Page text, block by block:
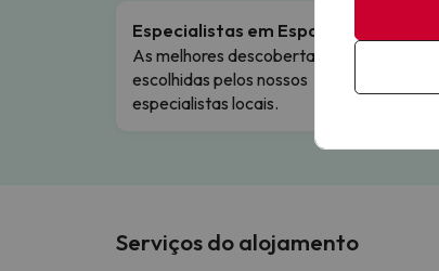
Especialistas em Espanha
As melhores descobertas de hotéis,
escolhidas pelos nossos
especialistas locais.
Serviços do alojamento